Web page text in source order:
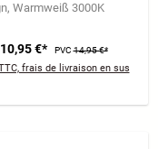
Warmweiß 3000K
10,95 €* PVC14,95 €*
frais de livraison en sus